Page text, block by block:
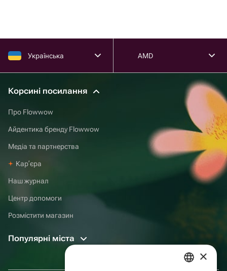
Українська AMD
Корсині посилання
Про Flowwow
Айдентика бренду Flowwow
Медіа та партнерства
Карʼєра
Наш журнал
Центр допомоги
Розмістити магазин
Популярні міста
×